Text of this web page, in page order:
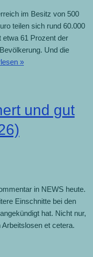
im Besitz von 500
teilen sich rund 60.000
61 Prozent der
Und die
»
und gut
in NEWS heute.
Einschnitte bei den
hat. Nicht nur,
et cetera.